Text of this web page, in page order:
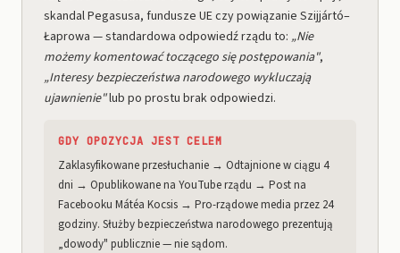
skandal Pegasusa, fundusze UE czy powiązanie Szijjártó–
Łaprowa — standardowa odpowiedź rządu to: „Nie
możemy komentować toczącego się postępowania",
„Interesy bezpieczeństwa narodowego wykluczają
ujawnienie"lub po prostu brak odpowiedzi.
GDY OPOZYCJA JEST CELEM
Zaklasyfikowane przesłuchanie → Odtajnione w ciągu 4
dni → Opublikowane na YouTube rządu → Post na
Facebooku Mátéa Kocsis → Pro-rządowe media przez 24
godziny. Służby bezpieczeństwa narodowego prezentują
„dowody" publicznie — nie sądom.